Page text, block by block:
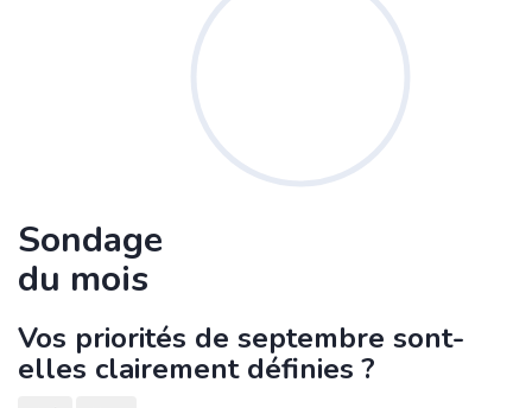
Sondage
du mois
Vos priorités de septembre sont-
elles clairement définies ?